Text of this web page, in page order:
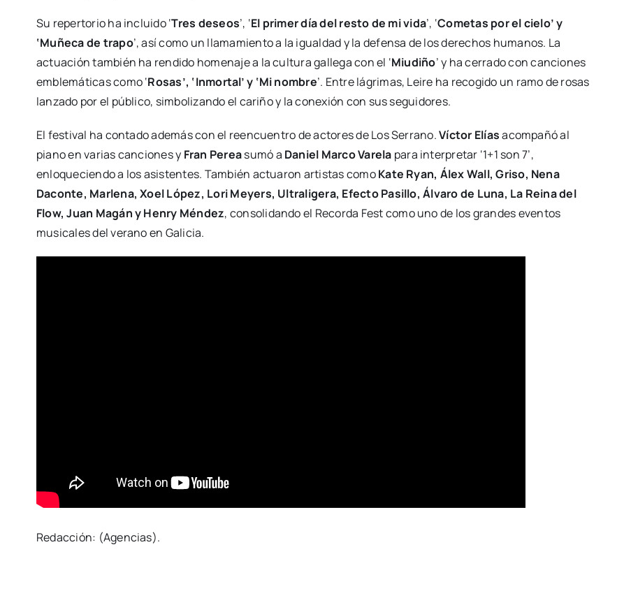
Su repertorio ha incluido ‘Tres deseos’, ‘El primer día del resto de mi vida’, ‘Cometas por el cielo’ y
‘Muñeca de trapo’, así como un llamamiento a la igualdad y la defensa de los derechos humanos. La
actuación también ha rendido homenaje a la cultura gallega con el ‘Miudiño’ y ha cerrado con canciones
emblemáticas como ‘Rosas’, ‘Inmortal’ y ‘Mi nombre’. Entre lágrimas, Leire ha recogido un ramo de rosas
lanzado por el público, simbolizando el cariño y la conexión con sus seguidores.
El festival ha contado además con el reencuentro de actores de Los Serrano.Víctor Elíasacompañó al
piano en varias canciones y Fran Pereasumó a Daniel Marco Varela para interpretar ‘1+1 son 7’,
enloqueciendo a los asistentes. También actuaron artistas comoKate Ryan, Álex Wall, Griso, Nena
Daconte, Marlena, Xoel López, Lori Meyers, Ultraligera, Efecto Pasillo, Álvaro de Luna, La Reina del
Flow, Juan Magán y Henry Méndez, consolidando el Recorda Fest como uno de los grandes eventos
musicales del verano en Galicia.
Redacción: (Agencias).